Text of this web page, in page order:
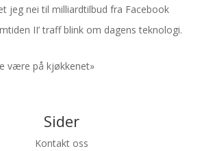
jeg nei til milliardtilbud fra Facebook
II’ traff blink om dagens teknologi.
være på kjøkkenet»
Sider
Kontakt oss